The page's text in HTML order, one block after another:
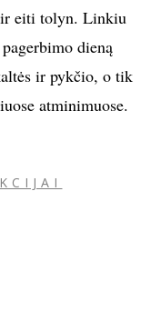
ir eiti tolyn. Linkiu
dieną
ir pykčio, o tik
atminimuose.